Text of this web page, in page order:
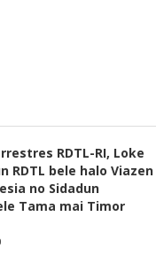
RDTL-RI, Loke
RDTL bele halo Viazen
no Sidadun
Tama mai Timor